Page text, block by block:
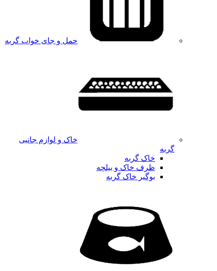
حمل و جای خواب گربه
خاک و لوازم جانبی
گربه
خاک گربه
ظرف خاک و بیلچه
بوگیر خاک گربه